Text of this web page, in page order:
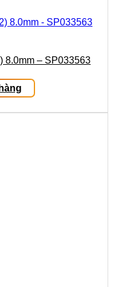
8.0mm – SP033563